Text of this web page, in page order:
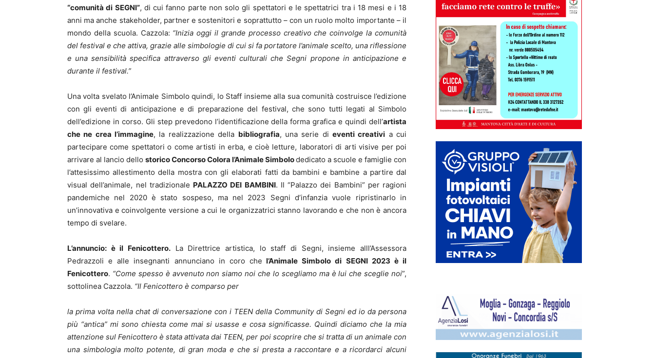
“comunità di SEGNI”, di cui fanno parte non solo gli spettatori e le spettatrici tra i 18 mesi e i 18
anni ma anche stakeholder, partner e sostenitori e soprattutto – con un ruolo molto importante – il
mondo della scuola. Cazzola: “Inizia oggi il grande processo creativo che coinvolge la comunità
del festival e che attiva, grazie alle simbologie di cui si fa portatore l’animale scelto, una riflessione
e una sensibilità specifica attraverso gli eventi culturali che Segni propone in anticipazione e
durante il festival.”
Una volta svelato l’Animale Simbolo quindi, lo Staff insieme alla sua comunità costruisce l’edizione
con gli eventi di anticipazione e di preparazione del festival, che sono tutti legati al Simbolo
dell’edizione in corso. Gli step prevedono l’identificazione della forma grafica e quindi dell’artista
che ne crea l’immagine, la realizzazione della bibliografia, una serie di eventi creativi a cui
partecipare come spettatori o come artisti in erba, e cioè letture, laboratori di arti visive per poi
arrivare al lancio dello storico Concorso Colora l’Animale Simbolodedicato a scuole e famiglie con
l’attesissimo allestimento della mostra con gli elaborati fatti da bambini e bambine a partire dal
visual dell’animale, nel tradizionale PALAZZO DEI BAMBINI. Il “Palazzo dei Bambini” per ragioni
pandemiche nel 2020 è stato sospeso, ma nel 2023 Segni d’infanzia vuole ripristinarlo in
un’innovativa e coinvolgente versione a cui le organizzatrici stanno lavorando e che non è ancora
tempo di svelare.
L’annuncio: è il Fenicottero. La Direttrice artistica, lo staff di Segni, insieme alll’Assessora
Pedrazzoli e alle insegnanti annunciano in coro che l’Animale Simbolo di SEGNI 2023 è il
Fenicottero. “Come spesso è avvenuto non siamo noi che lo scegliamo ma è lui che sceglie noi”,
sottolinea Cazzola. “Il Fenicottero è comparso per
la prima volta nella chat di conversazione con i TEEN della Community di Segni ed io da persona
più “antica” mi sono chiesta come mai si usasse e cosa significasse. Quindi diciamo che la mia
attenzione sul Fenicottero è stata attivata dai TEEN, per poi scoprire che si tratta di un animale con
una simbologia molto potente, di gran moda e che si presta a raccontare e a ricordarci alcuni